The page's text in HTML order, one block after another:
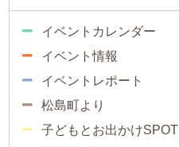
イベントカレンダー
イベント情報
イベントレポート
松島町より
子どもとお出かけSPOT